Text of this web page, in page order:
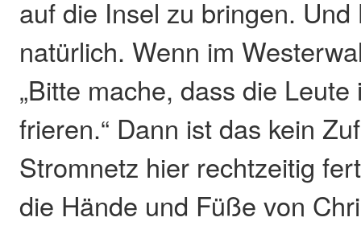
auf die Insel zu bringen.
natürlich. Wenn im
„Bitte mache, dass die
frieren.“ Dann ist das kein
Stromnetz hier rechtzeitig
die Hände und Füße von